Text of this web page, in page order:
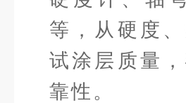
等，从硬度
试涂层质量
靠性。